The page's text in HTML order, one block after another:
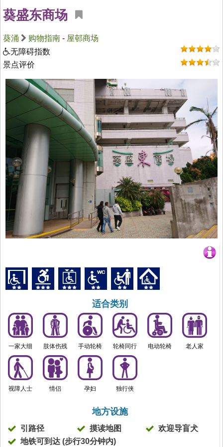
葵盛东商场
葵涌 购物指南 - 屋邨商场
无障碍指数
景点评价
适合类别
一家大细 肢体伤残 手动轮椅 轮椅同行 电动轮椅 老人家
视障人士 情侣 孕妇 独行侠
地方设施
引路径 摸读地图
欢迎导盲犬
地铁可到达 (步行30分钟内)